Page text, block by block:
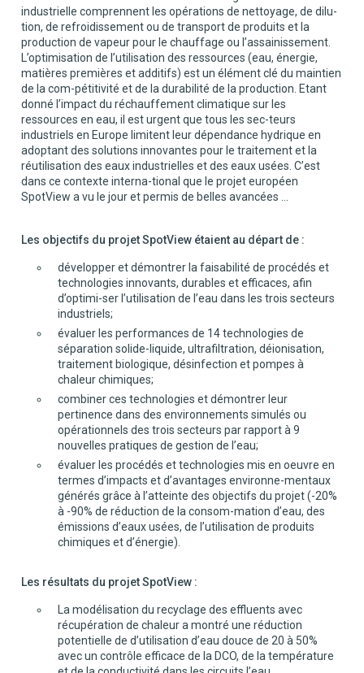
industrielle comprennent les opérations de nettoyage, de dilu-
tion, de refroidissement ou de transport de produits et la
production de vapeur pour le chauffage ou l’assainissement.
L’optimisation de l’utilisation des ressources (eau, énergie,
matières premières et additifs) est un élément clé du maintien
de la com-pétitivité et de la durabilité de la production. Etant
donné l’impact du réchauffement climatique sur les
ressources en eau, il est urgent que tous les sec-teurs
industriels en Europe limitent leur dépendance hydrique en
adoptant des solutions innovantes pour le traitement et la
réutilisation des eaux industrielles et des eaux usées. C’est
dans ce contexte interna-tional que le projet européen
SpotView a vu le jour et permis de belles avancées …
Les objectifs du projet SpotView étaient au départ de :
développer et démontrer la faisabilité de procédés et
technologies innovants, durables et efficaces, afin
d’optimi-ser l’utilisation de l’eau dans les trois secteurs
industriels;
évaluer les performances de 14 technologies de
séparation solide-liquide, ultrafiltration, déionisation,
traitement biologique, désinfection et pompes à
chaleur chimiques;
combiner ces technologies et démontrer leur
pertinence dans des environnements simulés ou
opérationnels des trois secteurs par rapport à 9
nouvelles pratiques de gestion de l’eau;
évaluer les procédés et technologies mis en oeuvre en
termes d’impacts et d’avantages environne-mentaux
générés grâce à l’atteinte des objectifs du projet (-20%
à -90% de réduction de la consom-mation d’eau, des
émissions d’eaux usées, de l’utilisation de produits
chimiques et d’énergie).
Les résultats du projet SpotView :
La modélisation du recyclage des effluents avec
récupération de chaleur a montré une réduction
potentielle de d’utilisation d’eau douce de 20 à 50%
avec un contrôle efficace de la DCO, de la température